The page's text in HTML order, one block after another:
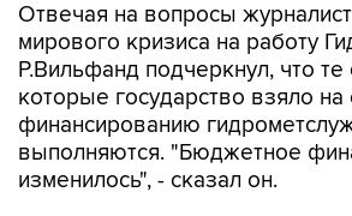
Отвечая на вопросы
мирового кризиса на работу
Р.Вильфанд подчеркнул, что те
которые государство взяло на
финансированию
выполняются. "Бюджетное
изменилось", - сказал он.